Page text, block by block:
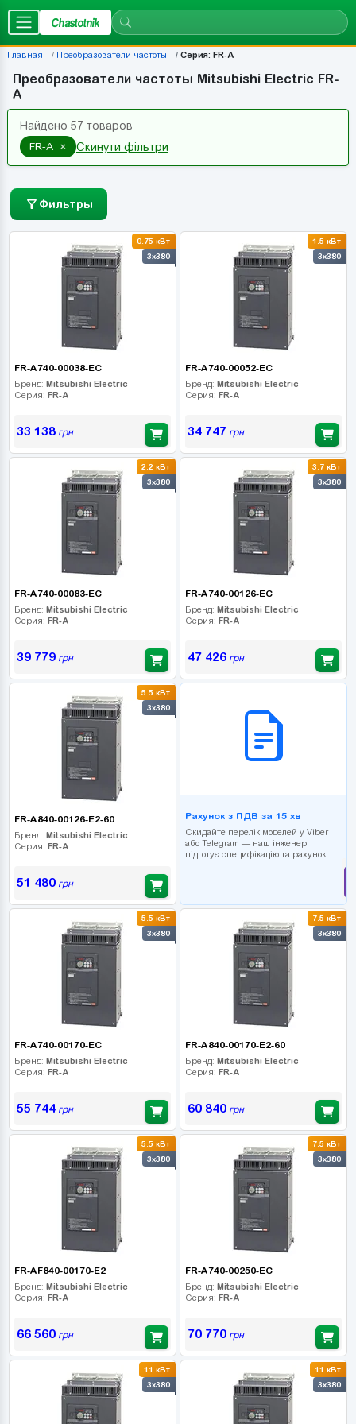
Chastotnik
Главная Преобразователи частоты Серия: FR-A
Преобразователи частоты Mitsubishi Electric FR-
A
Найдено 57 товаров
FR-A × Скинути фільтри
Фильтры
0.75 кВт
3x380
FR-A740-00038-EC
Бренд: Mitsubishi Electric
Серия: FR-A
33 138грн
1.5 кВт
3x380
FR-A740-00052-EC
Бренд: Mitsubishi Electric
Серия: FR-A
34 747 грн
2.2 кВт
3x380
FR-A740-00083-EC
Бренд: Mitsubishi Electric
Серия: FR-A
39 779грн
3.7 кВт
3x380
FR-A740-00126-EC
Бренд: Mitsubishi Electric
Серия: FR-A
47 426грн
5.5 кВт
3x380
FR-A840-00126-E2-60
Бренд: Mitsubishi Electric
Серия: FR-A
51 480грн
Рахунок з ПДВ за 15 хв
Скидайте перелік моделей у Viber
або Telegram — наш інженер
підготує специфікацію та рахунок.
5.5 кВт
3x380
FR-A740-00170-EC
Бренд: Mitsubishi Electric
Серия: FR-A
55 744грн
7.5 кВт
3x380
FR-A840-00170-E2-60
Бренд: Mitsubishi Electric
Серия: FR-A
60 840грн
5.5 кВт
3x380
FR-AF840-00170-E2
Бренд: Mitsubishi Electric
Серия: FR-A
66 560грн
7.5 кВт
3x380
FR-A740-00250-EC
Бренд: Mitsubishi Electric
Серия: FR-A
70 770грн
11 кВт
3x380
11 кВт
3x380